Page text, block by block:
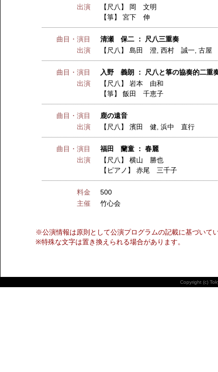
出演
【尺八】 岡 文明
【箏】宮下 伸
曲目・演目
清瀬 保二 ： 尺八三重奏
出演
【尺八】島田 澄 ,西村 誠一 ,古屋
曲目・演目
入野 義朗 ： 尺八と箏の協奏的二重
出演
【尺八】岩本 由和
【箏】飯田 千恵子
曲目・演目
鹿の遠音
出演
【尺八】濱田 健 ,浜中 直行
曲目・演目
福田 蘭童 ： 春麗
出演
【尺八】横山 勝也
【ピアノ】赤尾 三千子
料金
500
主催
竹心会
※公演情報は原則として公演プログラムの記載に基づいて
※特殊な文字は置き換えられる場合があります。
Copyright (c)